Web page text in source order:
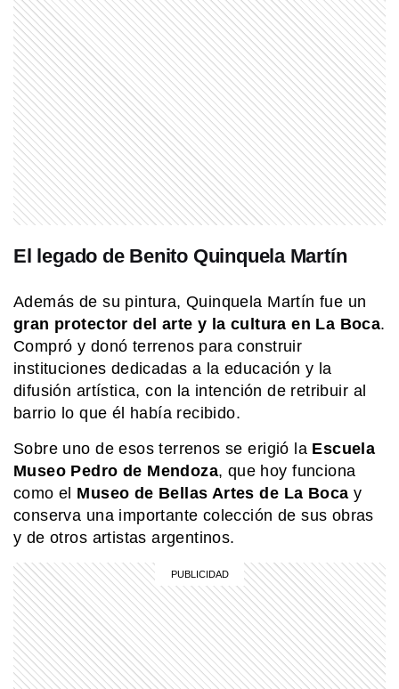
El legado de Benito Quinquela Martín
Además de su pintura, Quinquela Martín fue un
gran protector del arte y la cultura en La Boca.
Compró y donó terrenos para construir
instituciones dedicadas a la educación y la
difusión artística, con la intención de retribuir al
barrio lo que él había recibido.
Sobre uno de esos terrenos se erigió la Escuela
Museo Pedro de Mendoza, que hoy funciona
como el Museo de Bellas Artes de La Boca y
conserva una importante colección de sus obras
y de otros artistas argentinos.